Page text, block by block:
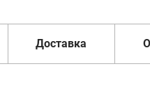
Доставка